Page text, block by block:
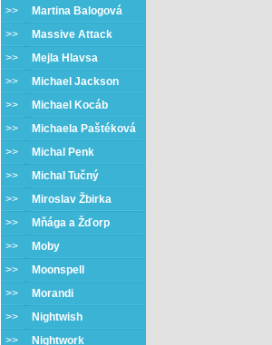
>>
Martina Balogová
>>
Massive Attack
>>
Mejla Hlavsa
>>
Michael Jackson
>>
Michael Kocáb
>>
Michaela Paštéková
>>
Michal Penk
>>
Michal Tučný
>>
Miroslav Žbirka
>>
Mňága a Žďorp
>>
Moby
>>
Moonspell
>>
Morandi
>>
Nightwish
>>
Nightwork